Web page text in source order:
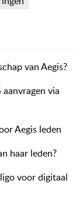
van Aegis?
via
Aegis leden
haar leden?
voor digitaal